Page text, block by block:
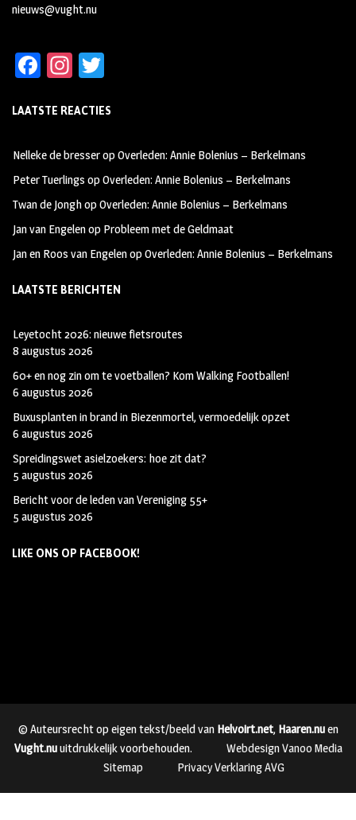
nieuws@vught.nu
Fa
b
oo
k
In
ag
m
tt
LAATSTE REACTIES
Nelleke de bresseropOverleden: Annie Bolenius – Berkelmans
Peter Tuerlings opOverleden: Annie Bolenius – Berkelmans
Twan de JonghopOverleden: Annie Bolenius – Berkelmans
Jan van Engelenop Probleem met de Geldmaat
Jan en Roos van EngelenopOverleden: Annie Bolenius – Berkelmans
LAATSTE BERICHTEN
Leyetocht 2026: nieuwe fietsroutes
8 augustus 2026
60+ en nog zin om te voetballen? Kom Walking Footballen!
6 augustus 2026
Buxusplanten in brand in Biezenmortel, vermoedelijk opzet
6 augustus 2026
Spreidingswet asielzoekers: hoe zit dat?
5 augustus 2026
Bericht voor de leden van Vereniging 55+
5 augustus 2026
LIKE ONS OP FACEBOOK!
© Auteursrecht op eigen tekst/beeld van Helvoirt.net, Haaren.nuen
Vught.nuuitdrukkelijk voorbehouden.
Webdesign Vanoo Media
Sitemap
Privacy Verklaring AVG